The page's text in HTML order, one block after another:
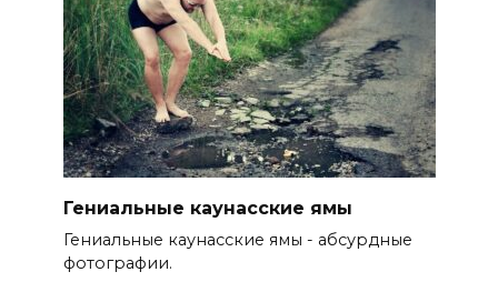
Гениальные каунасские ямы
Гениальные каунасские ямы - абсурдные
фотографии.